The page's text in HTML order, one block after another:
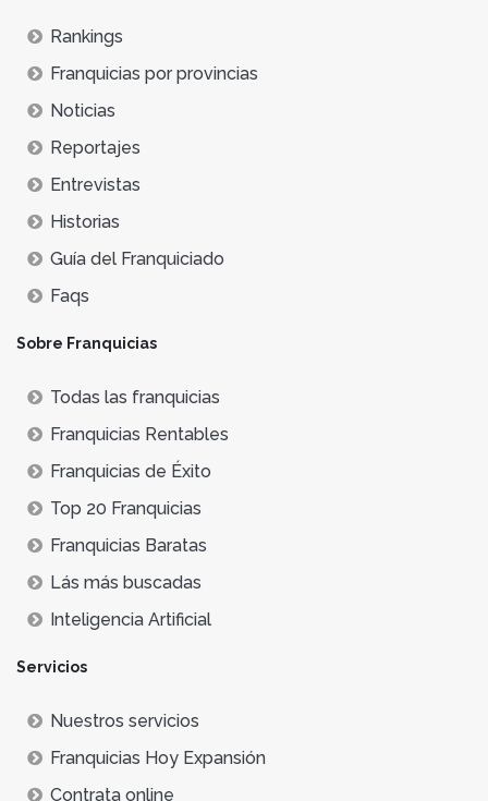
Rankings
Franquicias por provincias
Noticias
Reportajes
Entrevistas
Historias
Guía del Franquiciado
Faqs
Sobre Franquicias
Todas las franquicias
Franquicias Rentables
Franquicias de Éxito
Top 20 Franquicias
Franquicias Baratas
Lás más buscadas
Inteligencia Artificial
Servicios
Nuestros servicios
Franquicias Hoy Expansión
Contrata online